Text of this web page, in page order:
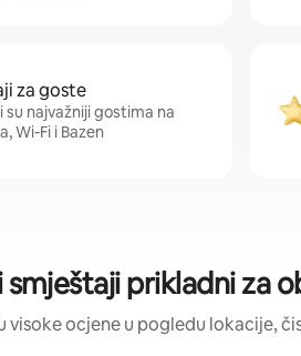
za goste
su najvažniji gostima na
Wi-Fi i Bazen
smještaji prikladni za
visoke ocjene u pogledu lokacije,